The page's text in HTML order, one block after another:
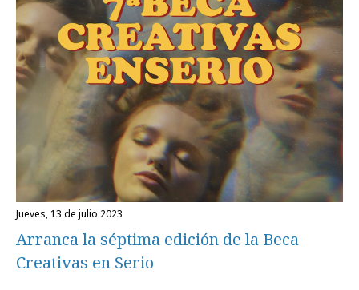
jueves, 13 de julio 2023
Arranca la séptima edición de la Beca
Creativas en Serio